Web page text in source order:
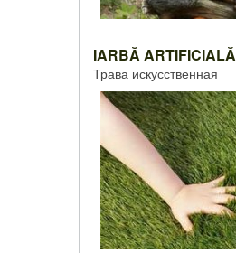
IARBĂ ARTIFICIALĂ
Трава искусственная